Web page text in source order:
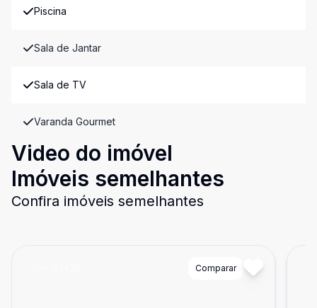
Piscina
Sala de Jantar
Sala de TV
Varanda Gourmet
Video do imóvel
Imóveis semelhantes
Confira imóveis semelhantes
Comparar